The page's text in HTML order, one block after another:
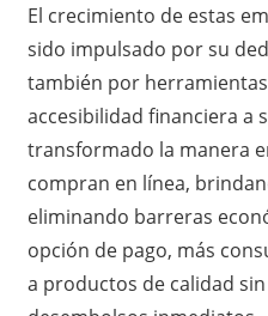
El crecimiento de estas
sido impulsado por su
también por
accesibilidad financiera a
transformado la manera
compran en línea,
eliminando barreras
opción de pago, más
a productos de calidad